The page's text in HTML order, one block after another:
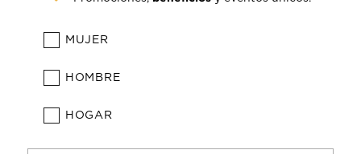
MUJER
HOMBRE
HOGAR